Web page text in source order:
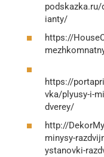
ianty/
https://
https://
vka/plyusy-i-
dverey/
http://
minysy-
ystanovki-